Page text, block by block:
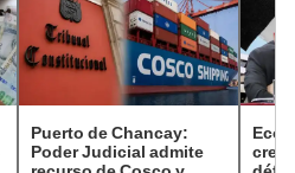
Puerto de Chancay:
Poder Judicial admite